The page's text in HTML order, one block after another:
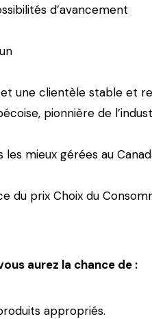
d’avancement
une clientèle stable et
pionnière de
mieux gérées au
du prix Choix du
aurez la chance de :
appropriés.